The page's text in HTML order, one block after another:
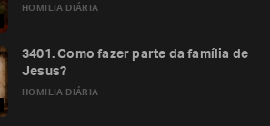
HOMILIA DIÁRIA
HOMILIA DIÁRIA
3401. Como fazer parte da família de
Jesus?